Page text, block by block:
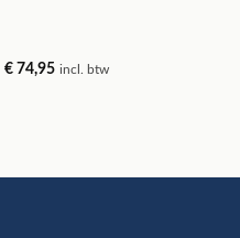
€74,95 incl. btw